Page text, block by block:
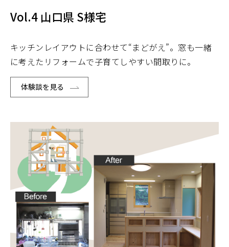
Vol.4 山口県 S様宅
キッチンレイアウトに合わせて“まどがえ”。窓も一緒
に考えたリフォームで子育てしやすい間取りに。
体験談を見る